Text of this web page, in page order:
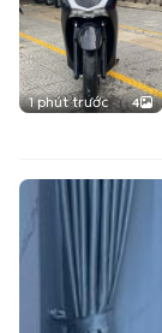
1 phút trước 4